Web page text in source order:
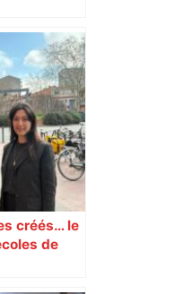
créés… le
de